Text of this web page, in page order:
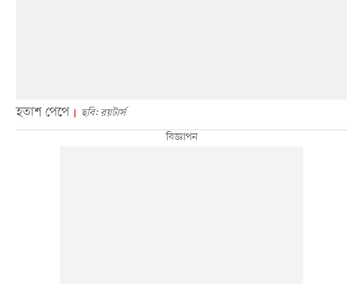
হতাশ পেপে ছবি: রয়টার্স